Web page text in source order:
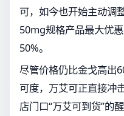
可，如今也开始主动调
50mg规格产品最大优
50%。
尽管价格仍比金戈高出
可度，万艾可正直接冲
店门口“万艾可到货”的